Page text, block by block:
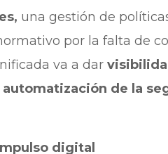
una gestión de
por la falta de
va a dar
de la
digital